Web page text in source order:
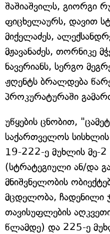
შაშიაშვილს, გიორგი
ფიცხელაურს, დავით
მიქელაძეს,
მჟავანაძეს, თორნიკე
ნავერიანს, სერგო
ჟღენტს ბრალდება
პროკურატურაში
უწყების ცნობით,
საქართველოს
19-222-ე მუხლის მე-2
(სტრატეგიული ან/და
მნიშვნელობის
მცდელობა, ჩადენილი
თავისუფლების
წლამდე) და 225-ე